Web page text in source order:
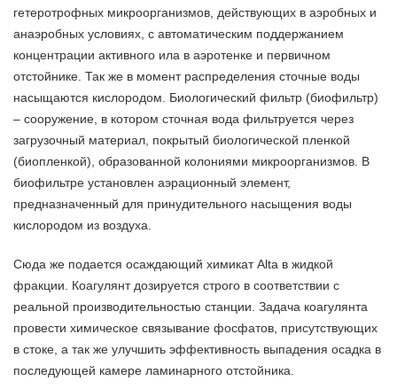
гетеротрофных микроорганизмов, действующих в аэробных и
анаэробных условиях, с автоматическим поддержанием
концентрации активного ила в аэротенке и первичном
отстойнике. Так же в момент распределения сточные воды
насыщаются кислородом. Биологический фильтр (биофильтр)
– сооружение, в котором сточная вода фильтруется через
загрузочный материал, покрытый биологической пленкой
(биопленкой), образованной колониями микроорганизмов. В
биофильтре установлен аэрационный элемент,
предназначенный для принудительного насыщения воды
кислородом из воздуха.
Сюда же подается осаждающий химикат Alta в жидкой
фракции. Коагулянт дозируется строго в соответствии с
реальной производительностью станции. Задача коагулянта
провести химическое связывание фосфатов, присутствующих
в стоке, а так же улучшить эффективность выпадения осадка в
последующей камере ламинарного отстойника.